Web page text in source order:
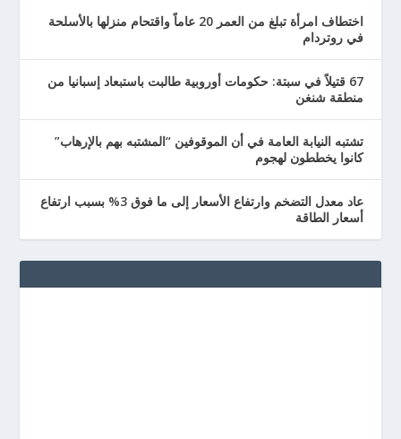
اختطاف امرأة تبلغ من العمر 20 عاماً واقتحام منزلها بالأسلحة
في روتردام
67 قتيلاً في سبتة: حكومات أوروبية طالبت باستبعاد إسبانيا من
منطقة شنغن
تشتبه النيابة العامة في أن الموقوفين “المشتبه بهم بالإرهاب”
كانوا يخططون لهجوم
عاد معدل التضخم وارتفاع الأسعار إلى ما فوق 3% بسبب ارتفاع
أسعار الطاقة